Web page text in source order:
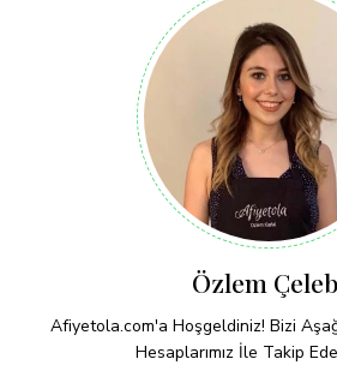
Özlem
Afiyetola.com'a Hoşgeldiniz! Bizi
Hesaplarımız İle Takip